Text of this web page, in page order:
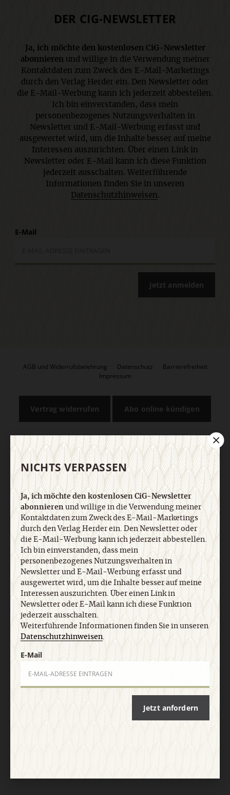
DER CIG-NEWSLETTER
Ja, ich möchte den kostenlosen CiG-Newsletter
abonnierenund willige in die Verwendung meiner
Kontaktdaten zum Zweck des E-Mail-Marketings
durch den Verlag Herder ein. Den Newsletter oder
die E-Mail-Werbung kann ich jederzeit abbestellen.
Ich bin einverstanden, dass mein
personenbezogenes Nutzungsverhalten in
Newsletter und E-Mail-Werbung erfasst und
ausgewertet wird, um die Inhalte besser auf meine
Interessen auszurichten. Über einen Link in
Newsletter oder E-Mail kann ich diese Funktion
jederzeit ausschalten. Weiterführende
Informationen finden Sie in unseren
Datenschutzhinweisen.
E-Mail
Jetzt anmelden
AGB und Widerrufsbelehrung Datenschutz
Barrierefreiheit
Impressum
Vertrag widerrufen Abo online kündigen
Nach oben
NICHTS VERPASSEN
Ja, ich möchte den kostenlosen CiG-Newsletter
abonnierenund willige in die Verwendung meiner
Kontaktdaten zum Zweck des E-Mail-Marketings
durch den Verlag Herder ein. Den Newsletter oder
die E-Mail-Werbung kann ich jederzeit abbestellen.
Ich bin einverstanden, dass mein
personenbezogenes Nutzungsverhalten in
Newsletter und E-Mail-Werbung erfasst und
ausgewertet wird, um die Inhalte besser auf meine
Interessen auszurichten. Über einen Link in
Newsletter oder E-Mail kann ich diese Funktion
jederzeit ausschalten.
Weiterführende Informationen finden Sie in unseren
Datenschutzhinweisen.
E-Mail
Jetzt anfordern